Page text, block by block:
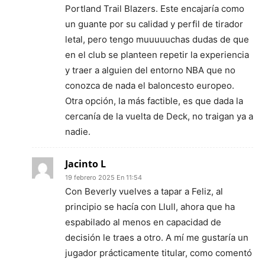
Portland Trail Blazers. Este encajaría como
un guante por su calidad y perfil de tirador
letal, pero tengo muuuuuchas dudas de que
en el club se planteen repetir la experiencia
y traer a alguien del entorno NBA que no
conozca de nada el baloncesto europeo.
Otra opción, la más factible, es que dada la
cercanía de la vuelta de Deck, no traigan ya a
nadie.
Jacinto L
19 febrero 2025 En 11:54
Con Beverly vuelves a tapar a Feliz, al
principio se hacía con Llull, ahora que ha
espabilado al menos en capacidad de
decisión le traes a otro. A mí me gustaría un
jugador prácticamente titular, como comentó